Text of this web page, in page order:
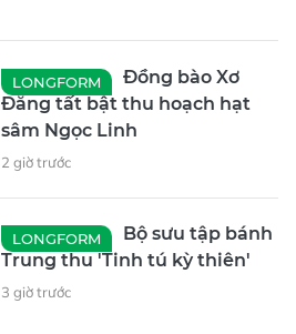
LONGFORM
Đồng bào Xơ
Đăng tất bật thu hoạch hạt
sâm Ngọc Linh
2 giờ trước
LONGFORM
Bộ sưu tập bánh
Trung thu 'Tinh tú kỳ thiên'
3 giờ trước